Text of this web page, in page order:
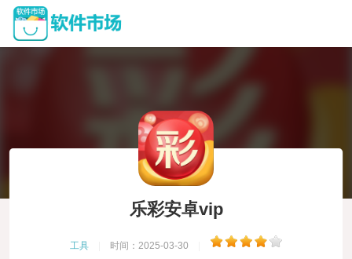
乐彩安卓vip
工具 时间：2025-03-30